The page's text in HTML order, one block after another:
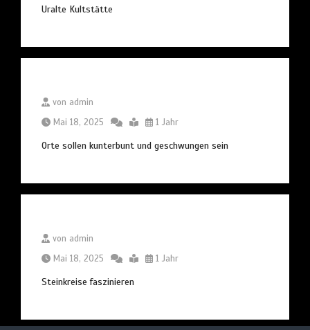
Uralte Kultstätte
von admin
Mai 18, 2025
1 Jahr
Orte sollen kunterbunt und geschwungen sein
von admin
Mai 18, 2025
1 Jahr
Steinkreise faszinieren